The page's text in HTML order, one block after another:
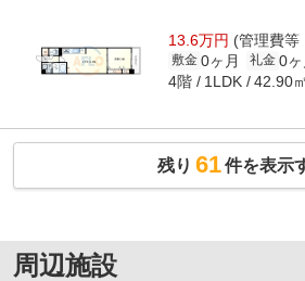
13.6万円 (管理費等
敷金 0ヶ月 礼金 0ヶ
4階 1LDK 42.90㎡
残り 61件を表示
周辺施設